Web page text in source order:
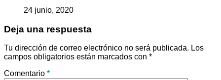
24 junio, 2020
Deja una respuesta
Tu dirección de correo electrónico no será publicada. Los
campos obligatorios están marcados con *
Comentario *